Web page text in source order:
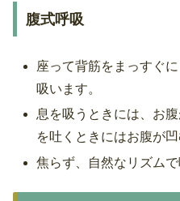
腹式呼吸
座って背筋をまっすぐ
吸います。
息を吸うときには、お
を吐くときにはお腹が凹
焦らず、自然なリズムで